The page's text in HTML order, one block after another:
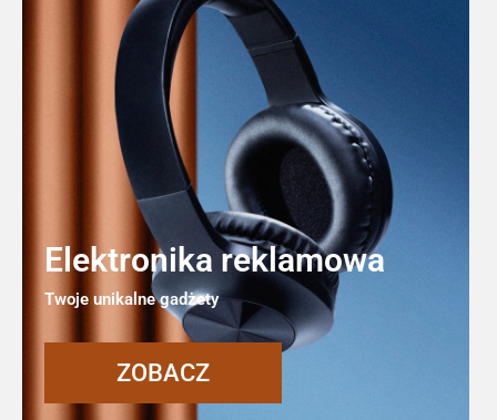
Elektronika reklamowa
Twoje unikalne gadżety
ZOBACZ